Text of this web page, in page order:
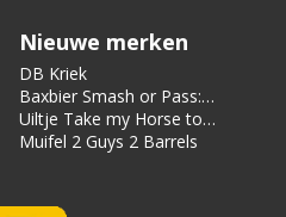
Nieuwe merken
DB Kriek
Baxbier Smash or Pass:
Strata
Uiltje Take my Horse to
the Hotel Room
Muifel 2 Guys 2 Barrels